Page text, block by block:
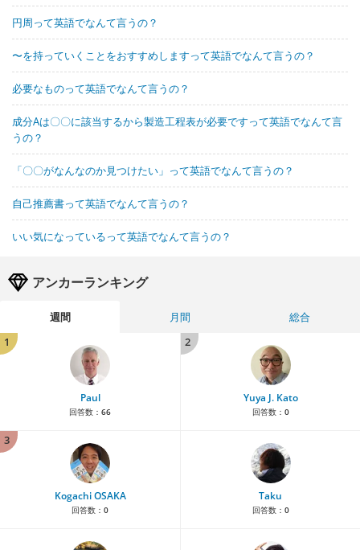
円周って英語でなんて言うの？
〜を持っていくことをおすすめしますって英語でなんて言うの？
必要なものって英語でなんて言うの？
成分Aは〇〇に該当するから製造工程表が必要ですって英語でなんて言
うの？
「〇〇がなんなのか見つけたい」って英語でなんて言うの？
自己推薦書って英語でなんて言うの？
いい気になっているって英語でなんて言うの？
アンカーランキング
週間 月間
総合
1
Paul
回答数： 66
2
Yuya J. Kato
回答数： 0
3
Kogachi OSAKA
回答数： 0
Taku
回答数： 0